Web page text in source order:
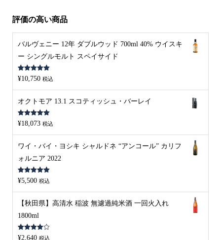
評価の高い商品
バルヴェニー 12年 ダブルウッド 700ml 40% ウイスキ
ー シングルモルト スペイサイド
5段階中5.00
の評価
¥10,750 税込
オクトモア 13.1 スコティッシュ・バーレイ
5段階中5.00
の評価
¥18,073 税込
ワイ・バイ・ヨシキ シャルドネ “アンコール” カリフ
ォルニア 2022
5段階中 5.00
の評価
¥5,500 税込
【秋田県】高清水 稲波 無濾過純米酒 一回火入れ
1800ml
5段階中
¥2,640 税込